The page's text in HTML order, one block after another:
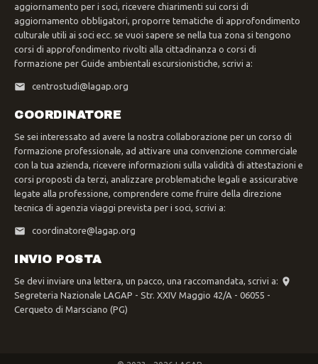
aggiornamento per i soci, ricevere chiarimenti sui corsi di
aggiornamento obbligatori, proporre tematiche di approfondimento
culturale utili ai soci ecc. se vuoi sapere se nella tua zona si tengono
corsi di approfondimento rivolti alla cittadinanza o corsi di
formazione per Guide ambientali escursionistiche, scrivi a:
centrostudi@lagap.org
COORDINATORE
Se sei interessato ad avere la nostra collaborazione per un corso di
formazione professionale, ad attivare una convenzione commerciale
con la tua azienda, ricevere informazioni sulla validità di attestazioni e
corsi proposti da terzi, analizzare problematiche legali e assicurative
legate alla professione, comprendere come fruire della direzione
tecnica di agenzia viaggi prevista per i soci, scrivi a:
coordinatore@lagap.org
INVIO POSTA
Se devi inviare una lettera, un pacco, una raccomandata, scrivi a:
Segreteria Nazionale LAGAP - Str. XXIV Maggio 42/A - 06055 -
Cerqueto di Marsciano (PG)